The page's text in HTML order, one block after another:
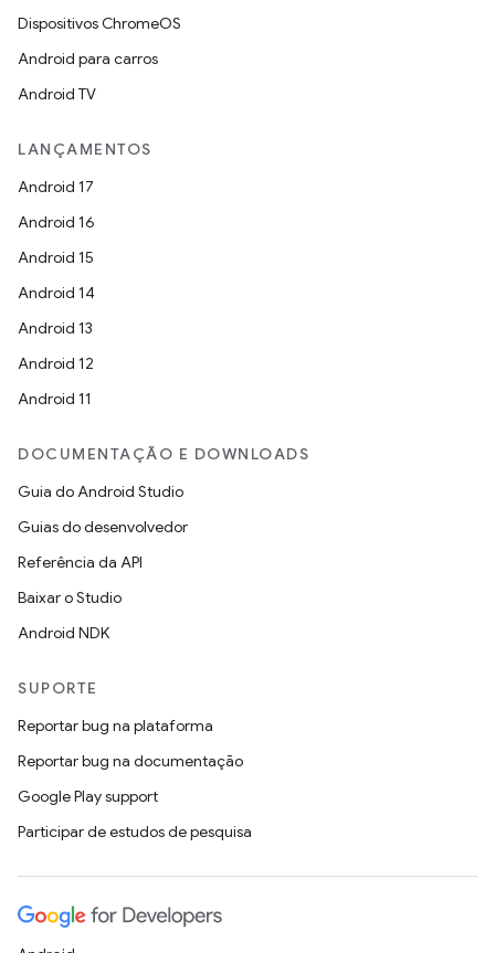
Dispositivos ChromeOS
Android para carros
Android TV
LANÇAMENTOS
Android 17
Android 16
Android 15
Android 14
Android 13
Android 12
Android 11
DOCUMENTAÇÃO E DOWNLOADS
Guia do Android Studio
Guias do desenvolvedor
Referência da API
Baixar o Studio
Android NDK
SUPORTE
Reportar bug na plataforma
Reportar bug na documentação
Google Play support
Participar de estudos de pesquisa